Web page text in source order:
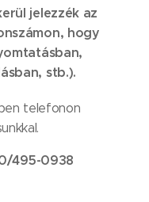
jelezzék az
hogy
stb.).
telefonon
495-0938